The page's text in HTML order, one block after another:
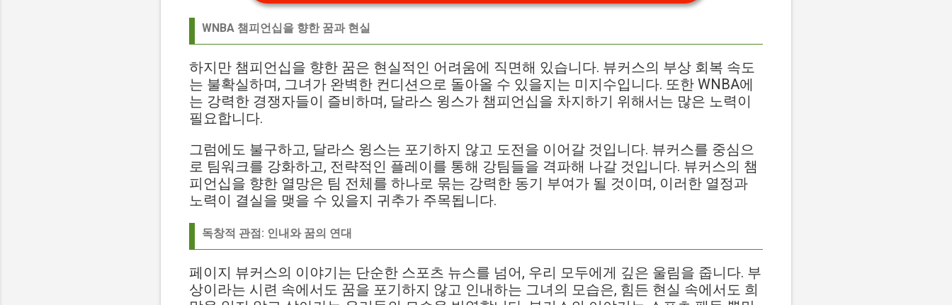
WNBA 챔피언십을 향한 꿈과 현실
하지만 챔피언십을 향한 꿈은 현실적인 어려움에 직면해 있습니다. 뷰커스의 부상 회복 속도
는 불확실하며, 그녀가 완벽한 컨디션으로 돌아올 수 있을지는 미지수입니다. 또한 WNBA에
는 강력한 경쟁자들이 즐비하며, 달라스 윙스가 챔피언십을 차지하기 위해서는 많은 노력이
필요합니다.
그럼에도 불구하고, 달라스 윙스는 포기하지 않고 도전을 이어갈 것입니다. 뷰커스를 중심으
로 팀워크를 강화하고, 전략적인 플레이를 통해 강팀들을 격파해 나갈 것입니다. 뷰커스의 챔
피언십을 향한 열망은 팀 전체를 하나로 묶는 강력한 동기 부여가 될 것이며, 이러한 열정과
노력이 결실을 맺을 수 있을지 귀추가 주목됩니다.
독창적 관점: 인내와 꿈의 연대
페이지 뷰커스의 이야기는 단순한 스포츠 뉴스를 넘어, 우리 모두에게 깊은 울림을 줍니다. 부
상이라는 시련 속에서도 꿈을 포기하지 않고 인내하는 그녀의 모습은, 힘든 현실 속에서도 희